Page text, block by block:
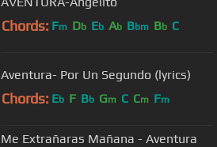
Chords: Fm Db Eb Ab Bbm Bb C
Aventura- Por Un Segundo (lyrics)
Chords: Eb F Bb Gm C Cm Fm
Me Extrañaras Mañana - Aventura